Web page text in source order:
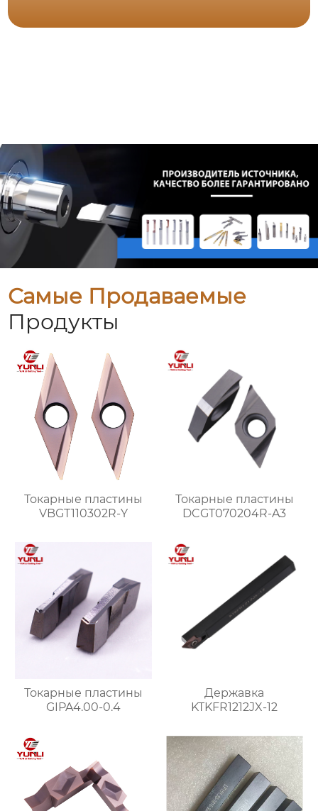
Самые Продаваемые
Продукты
Токарные пластины
VBGT110302R-Y
Токарные пластины
DCGT070204R-A3
Токарные пластины
GIPA4.00-0.4
Державка
KTKFR1212JX-12